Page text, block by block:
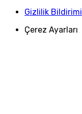
Gizlilik Bildirimi
Çerez Ayarları